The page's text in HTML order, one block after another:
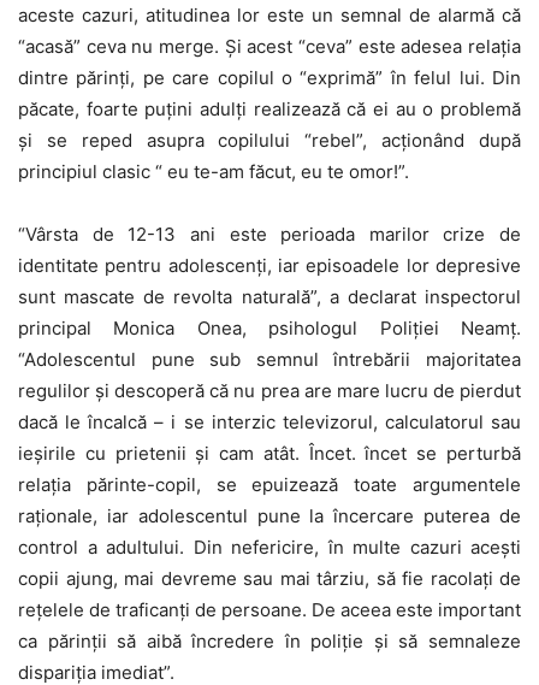
aceste cazuri, atitudinea lor este un semnal de alarmă că
“acasă” ceva nu merge. Şi acest “ceva” este adesea relaţia
dintre părinţi, pe care copilul o “exprimă” în felul lui. Din
păcate, foarte puţini adulţi realizează că ei au o problemă
şi se reped asupra copilului “rebel”, acţionând după
principiul clasic “ eu te-am făcut, eu te omor!”.
“Vârsta de 12-13 ani este perioada marilor crize de
identitate pentru adolescenţi, iar episoadele lor depresive
sunt mascate de revolta naturală”, a declarat inspectorul
principal Monica Onea, psihologul Poliţiei Neamţ.
“Adolescentul pune sub semnul întrebării majoritatea
regulilor şi descoperă că nu prea are mare lucru de pierdut
dacă le încalcă – i se interzic televizorul, calculatorul sau
ieşirile cu prietenii şi cam atât. Încet. încet se perturbă
relaţia părinte-copil, se epuizează toate argumentele
raţionale, iar adolescentul pune la încercare puterea de
control a adultului. Din nefericire, în multe cazuri aceşti
copii ajung, mai devreme sau mai târziu, să fie racolaţi de
reţelele de traficanţi de persoane. De aceea este important
ca părinţii să aibă încredere în poliţie şi să semnaleze
dispariţia imediat”.